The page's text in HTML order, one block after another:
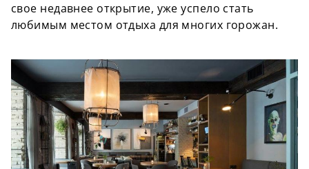
свое недавнее открытие, уже успело стать
любимым местом отдыха для многих горожан.